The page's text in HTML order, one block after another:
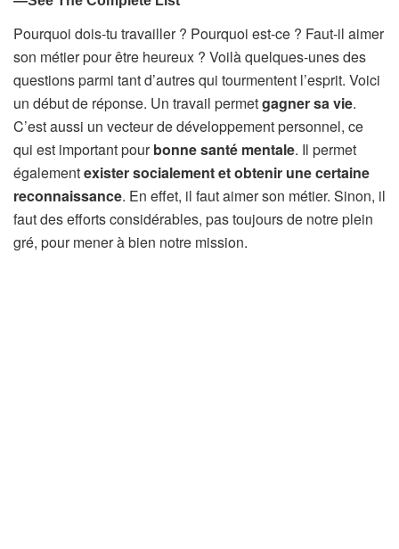
Pourquoi dois-tu travailler ? Pourquoi est-ce ? Faut-il aimer
son métier pour être heureux ? Voilà quelques-unes des
questions parmi tant d’autres qui tourmentent l’esprit. Voici
un début de réponse. Un travail permetgagner sa vie.
C’est aussi un vecteur de développement personnel, ce
qui est important pourbonne santé mentale. Il permet
égalementexister socialement et obtenir une certaine
reconnaissance. En effet, il faut aimer son métier. Sinon, il
faut des efforts considérables, pas toujours de notre plein
gré, pour mener à bien notre mission.